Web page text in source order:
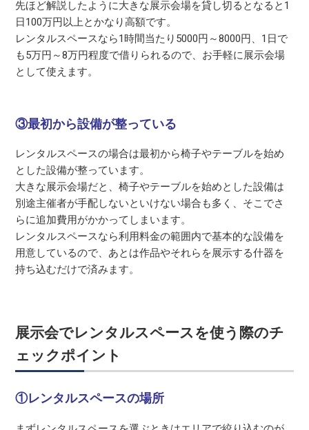
先ほど解説したように大きな展示会場を貸し切るとなると1
日100万円以上とかなり高額です。
レンタルスペースなら1時間当たり5000円～8000円、1日で
も5万円～8万円程度で借りられるので、お手軽に展示会場
として使えます。
③最初から設備が整っている
レンタルスペースの場合は最初から椅子やテーブルを始め
とした設備が整っています。
大きな展示会場だと、椅子やテーブルを始めとした設備は
別途主催者が手配しないといけない場合も多く、そこでさ
らに追加費用がかかってしまいます。
レンタルスペースなら利用料金の範囲内で基本的な設備を
用意しているので、あとは作品やそれらを展示する什器を
持ち込むだけで済みます。
展示会でレンタルスペースを使う際のチ
ェックポイント
①レンタルスペースの場所